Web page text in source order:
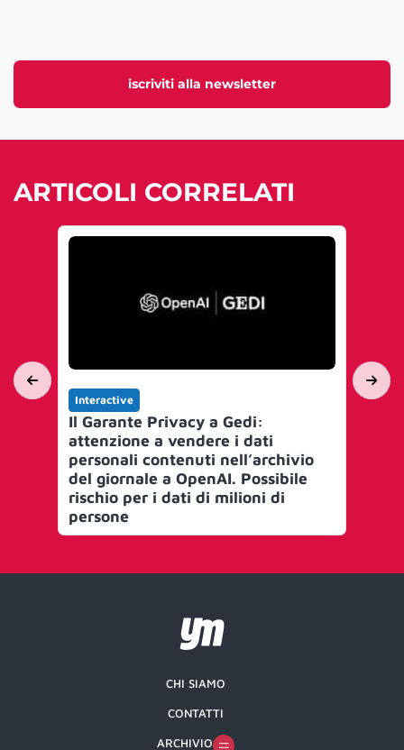
iscriviti alla newsletter
ARTICOLI CORRELATI
Interactive
Il Garante Privacy a Gedi:
attenzione a vendere i dati
personali contenuti nell’archivio
del giornale a OpenAI. Possibile
rischio per i dati di milioni di
persone
CHI SIAMO
CONTATTI
ARCHIVIO